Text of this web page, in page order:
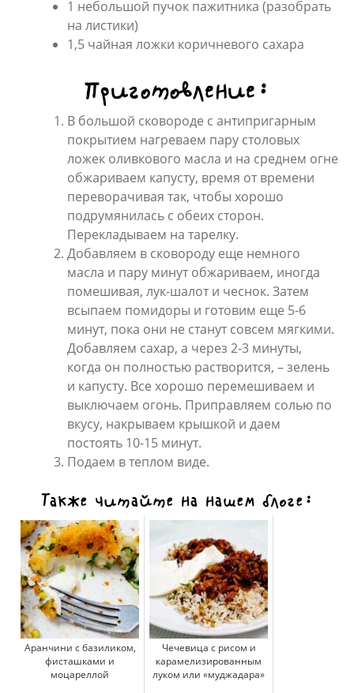
1 небольшой пучок пажитника (разобрать
на листики)
1,5 чайная ложки коричневого сахара
Приготовление:
В большой сковороде с антипригарным
покрытием нагреваем пару столовых
ложек оливкового масла и на среднем огне
обжариваем капусту, время от времени
переворачивая так, чтобы хорошо
подрумянилась с обеих сторон.
Перекладываем на тарелку.
Добавляем в сковороду еще немного
масла и пару минут обжариваем, иногда
помешивая, лук-шалот и чеснок. Затем
всыпаем помидоры и готовим еще 5-6
минут, пока они не станут совсем мягкими.
Добавляем сахар, а через 2-3 минуты,
когда он полностью растворится, – зелень
и капусту. Все хорошо перемешиваем и
выключаем огонь. Приправляем солью по
вкусу, накрываем крышкой и даем
постоять 10-15 минут.
Подаем в теплом виде.
Также читайте на нашем блоге:
Аранчини с базиликом,
фисташками и
моцареллой
Чечевица с рисом и
карамелизированным
луком или «муджадара»